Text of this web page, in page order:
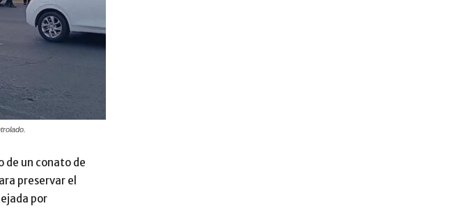
de un conato de
preservar el
por